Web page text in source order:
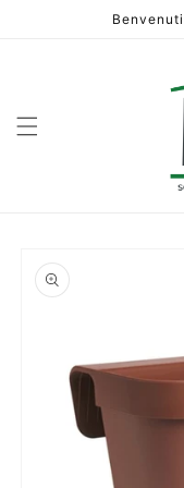
direttamente
informazioni
sul prodotto